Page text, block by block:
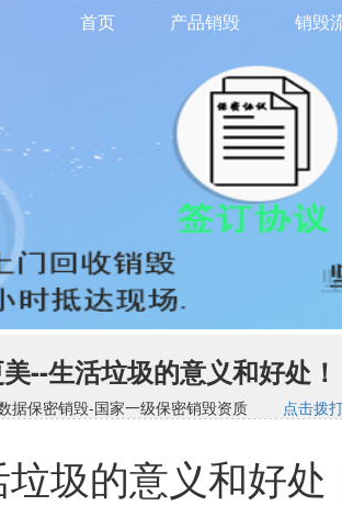
首页 产品销毁 销毁
--生活垃圾的意义和好处！
据保密销毁-国家一级保密销毁资质 点击拨
圾的意义和好处